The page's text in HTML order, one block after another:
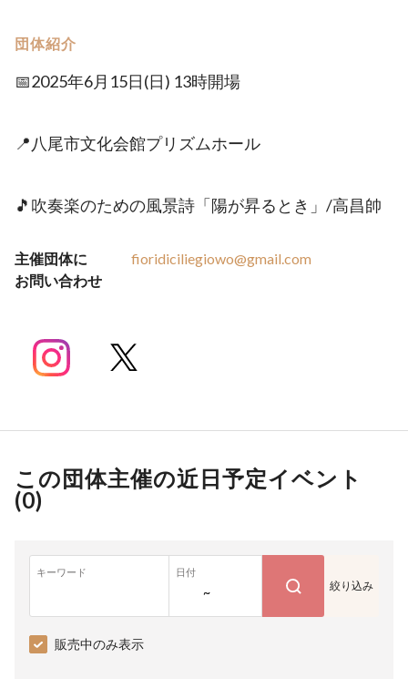
団体紹介
📅2025年6月15日(日) 13時開場
📍八尾市文化会館プリズムホール
🎵吹奏楽のための風景詩「陽が昇るとき」/高昌帥
主催団体に
お問い合わせ
fioridiciliegiowo@gmail.com
この団体主催の近日予定イベント
(0)
キーワード 日付
~ 絞り込み
販売中のみ表示